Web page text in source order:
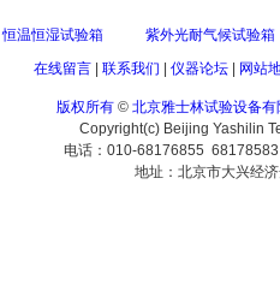
恒温恒湿试验箱
紫外光耐气候试验箱
在线留言| 联系我们 仪器论坛| 网站
版权所有 © 北京雅士林试验设备有
Copyright(c) Beijing Yashilin
电话：010-68176855
地址：北京市大兴经